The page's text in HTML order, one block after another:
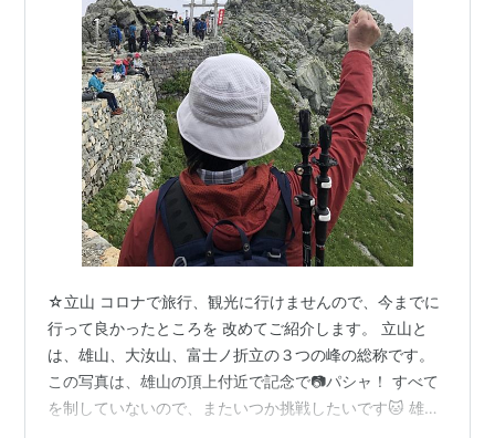
☆立山 コロナで旅行、観光に行けませんので、今までに
行って良かったところを 改めてご紹介します。 立山と
は、雄山、大汝山、富士ノ折立の３つの峰の総称です。
この写真は、雄山の頂上付近で記念で📷パシャ！ すべて
を制していないので、またいつか挑戦したいです🐱 雄山